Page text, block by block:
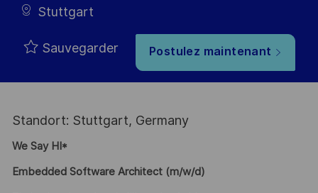
Stuttgart
Sauvegarder Postulez maintenant
Standort: Stuttgart, Germany
We Say HI*
Embedded Software Architect (m/w/d)